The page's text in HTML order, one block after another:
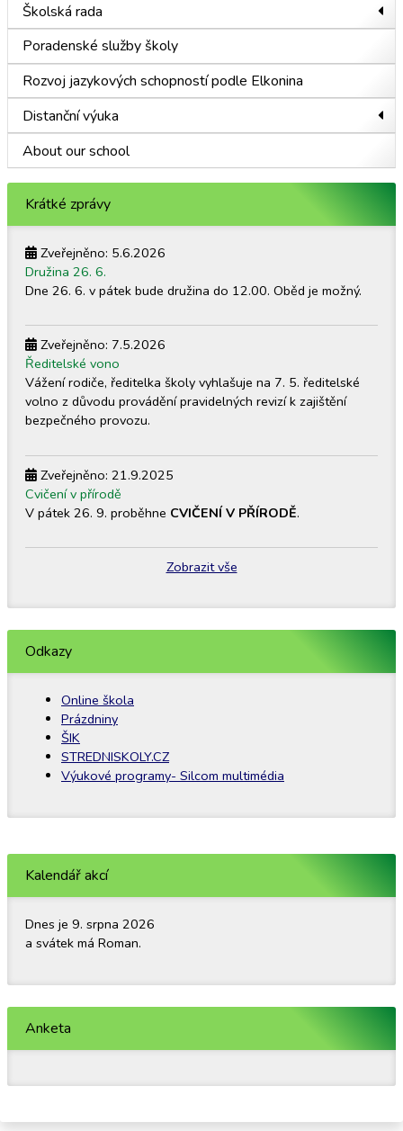
Školská rada
Poradenské služby školy
Rozvoj jazykových schopností podle Elkonina
Distanční výuka
About our school
Krátké zprávy
Zveřejněno: 5.6.2026
Družina 26. 6.
Dne 26. 6. v pátek bude družina do 12.00. Oběd je možný.
Zveřejněno: 7.5.2026
Ředitelské vono
Vážení rodiče, ředitelka školy vyhlašuje na 7. 5. ředitelské
volno z důvodu provádění pravidelných revizí k zajištění
bezpečného provozu.
Zveřejněno: 21.9.2025
Cvičení v přírodě
V pátek 26. 9. proběhne CVIČENÍ V PŘÍRODĚ.
Zobrazit vše
Odkazy
Online škola
Prázdniny
ŠIK
STREDNISKOLY.CZ
Výukové programy- Silcom multimédia
Kalendář akcí
Dnes je 9. srpna 2026
a svátek má Roman.
Anketa